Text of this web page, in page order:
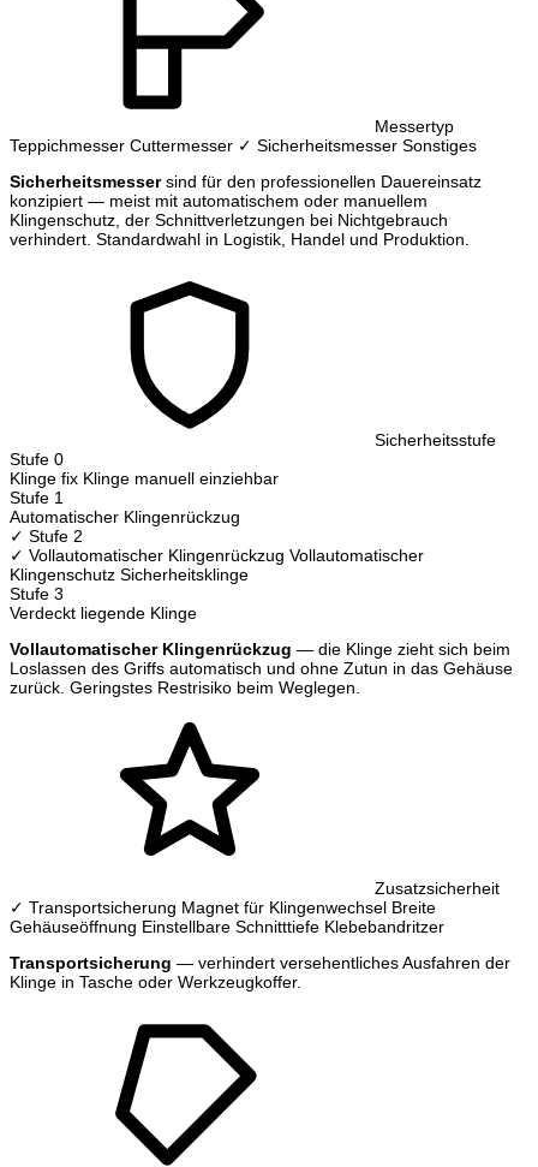
Messertyp
Teppichmesser Cuttermesser ✓ Sicherheitsmesser Sonstiges
Sicherheitsmessersind für den professionellen Dauereinsatz
konzipiert — meist mit automatischem oder manuellem
Klingenschutz, der Schnittverletzungen bei Nichtgebrauch
verhindert. Standardwahl in Logistik, Handel und Produktion.
Sicherheitsstufe
Stufe 0
Klinge fix Klinge manuell einziehbar
Stufe 1
Automatischer Klingenrückzug
✓ Stufe 2
✓ Vollautomatischer Klingenrückzug Vollautomatischer
Klingenschutz Sicherheitsklinge
Stufe 3
Verdeckt liegende Klinge
Vollautomatischer Klingenrückzug — die Klinge zieht sich beim
Loslassen des Griffs automatisch und ohne Zutun in das Gehäuse
zurück. Geringstes Restrisiko beim Weglegen.
Zusatzsicherheit
✓ Transportsicherung Magnet für Klingenwechsel Breite
Gehäuseöffnung Einstellbare Schnitttiefe Klebebandritzer
Transportsicherung — verhindert versehentliches Ausfahren der
Klinge in Tasche oder Werkzeugkoffer.